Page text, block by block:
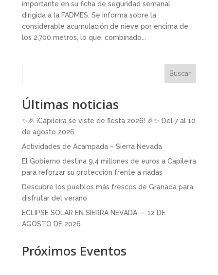
importante en su ficha de seguridad semanal,
dirigida a la FADMES. Se informa sobre la
considerable acumulación de nieve por encima de
los 2.700 metros, lo que, combinado...
Buscar
Últimas noticias
✨🎉 ¡Capileira se viste de fiesta 2026! 🎉✨ Del 7 al 10
de agosto 2026
Actividades de Acampada – Sierra Nevada
El Gobierno destina 9,4 millones de euros a Capileira
para reforzar su protección frente a riadas
Descubre los pueblos más frescos de Granada para
disfrutar del verano
ECLIPSE SOLAR EN SIERRA NEVADA — 12 DE
AGOSTO DE 2026
Próximos Eventos